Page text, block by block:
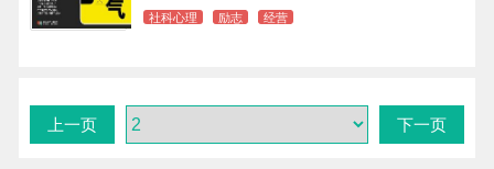
社科心理 励志 经营
上一页 下一页